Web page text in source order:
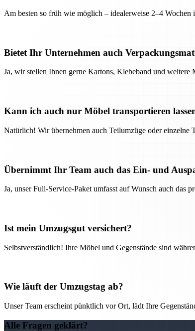
Am besten so früh wie möglich – idealerweise 2–4
Bietet Ihr Unternehmen auch
Ja, wir stellen Ihnen gerne Kartons, Klebeband und
Kann ich auch nur Möbel transportieren
Natürlich! Wir übernehmen auch Teilumzüge oder einzelne
Übernimmt Ihr Team auch das Ein- und
Ja, unser Full-Service-Paket umfasst auf Wunsch auch das
Ist mein Umzugsgut versichert?
Selbstverständlich! Ihre Möbel und Gegenstände sind
Wie läuft der Umzugstag ab?
Unser Team erscheint pünktlich vor Ort, lädt Ihre
Alle Fragen geklärt?